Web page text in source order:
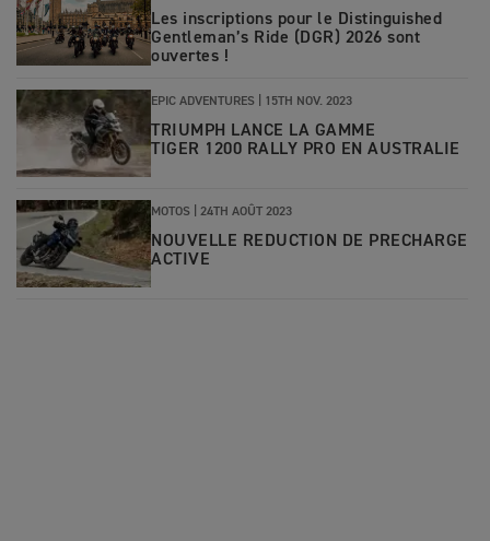
Les inscriptions pour le Distinguished
Gentleman’s Ride (DGR) 2026 sont
ouvertes !
EPIC ADVENTURES | 15TH NOV. 2023
TRIUMPH LANCE LA GAMME
TIGER 1200 RALLY PRO EN AUSTRALIE
MOTOS | 24TH AOÛT 2023
NOUVELLE REDUCTION DE PRECHARGE
ACTIVE